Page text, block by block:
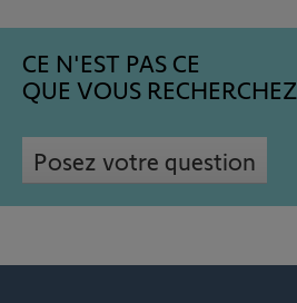
CE N'EST PAS CE
QUE VOUS RECHERCHEZ
Posez votre question